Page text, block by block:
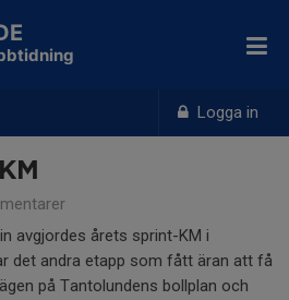
Logga in
avgjordes årets sprint-KM i
det andra etapp som fått äran att få
på Tantolundens bollplan och